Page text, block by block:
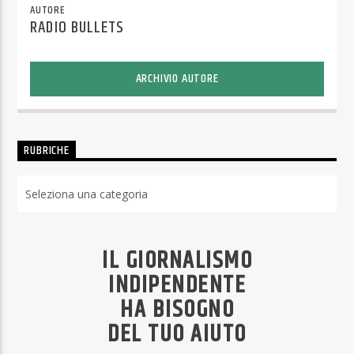
AUTORE
RADIO BULLETS
ARCHIVIO AUTORE
RUBRICHE
IL GIORNALISMO
INDIPENDENTE
HA BISOGNO
DEL TUO AIUTO